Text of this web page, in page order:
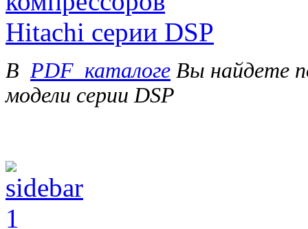
В PDF_каталоге Вы найдете
модели серии DSP